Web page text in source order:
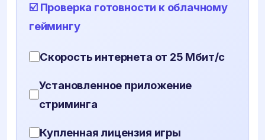
☑️ Проверка готовности к облачному
геймингу
Скорость интернета от 25 Мбит/с
Установленное приложение
стриминга
Купленная лицензия игры